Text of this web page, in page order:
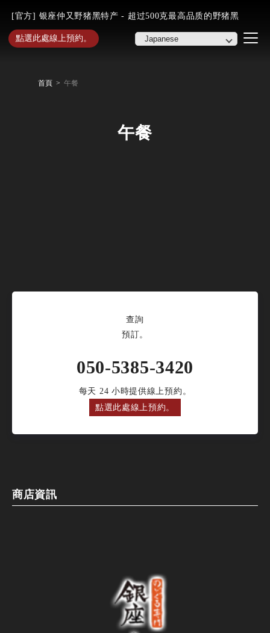
[官方] 银座仲又野猪黑特产 - 超过500克最高品质的野猪黑
點選此處線上預約。
首頁 午餐
午餐
查詢
預訂。
050-5385-3420
每天 24 小時提供線上預約。
點選此處線上預約。
商店資訊